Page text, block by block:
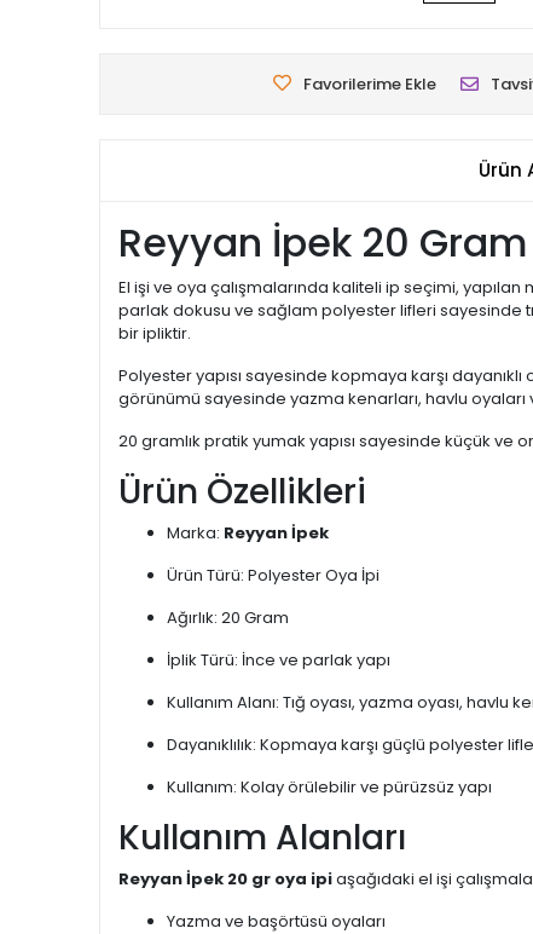
Favorilerime Ekle
Ürün
Reyyan İpek 20
El işi ve oya çalışmalarında kaliteli ip seçimi,
parlak dokusu ve sağlam polyester lifleri sayesinde
bir ipliktir.
Polyester yapısı sayesinde kopmaya karşı
görünümü sayesinde yazma kenarları, havlu
20 gramlık pratik yumak yapısı sayesinde küçük
Ürün Özellikleri
Marka: Reyyan İpek
Ürün Türü: Polyester Oya İpi
Ağırlık: 20 Gram
İplik Türü: İnce ve parlak yapı
Kullanım Alanı: Tığ oyası, yazma oyası, havlu
Dayanıklılık: Kopmaya karşı güçlü polyester
Kullanım: Kolay örülebilir ve pürüzsüz yapı
Kullanım Alanları
Reyyan İpek 20 gr oya ipiaşağıdaki el işi
Yazma ve başörtüsü oyaları